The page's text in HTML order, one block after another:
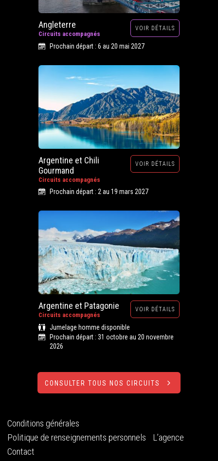
Angleterre
Circuits accompagnés
VOIR DÉTAILS
Prochain départ : 6 au 20 mai 2027
Argentine et Chili
Gourmand
Circuits accompagnés
VOIR DÉTAILS
Prochain départ : 2 au 19 mars 2027
Argentine et Patagonie
Circuits accompagnés
VOIR DÉTAILS
Jumelage homme disponible
Prochain départ : 31 octobre au 20 novembre
2026
CONSULTER TOUS NOS CIRCUITS
Conditions générales
Politique de renseignements personnels
L’agence
Contact